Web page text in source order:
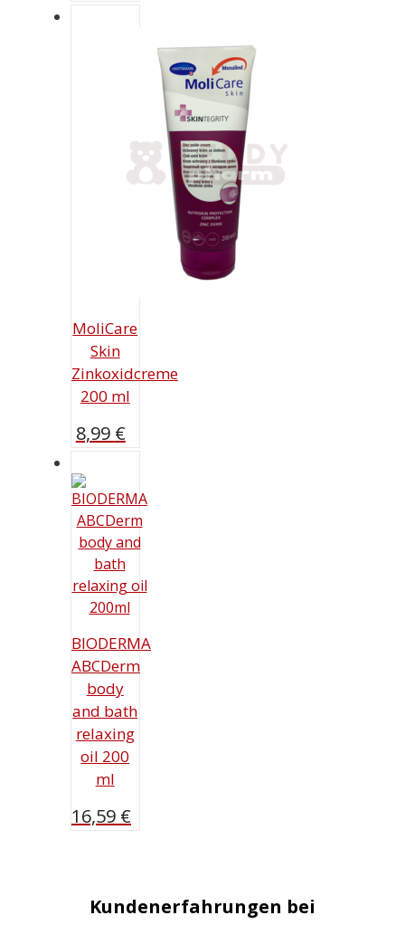
MoliCare
Skin
Zinkoxidcreme
200 ml
8,99 €
BIODERMA
ABCDerm
body
and bath
relaxing
oil 200
ml
16,59 €
Kundenerfahrungen bei